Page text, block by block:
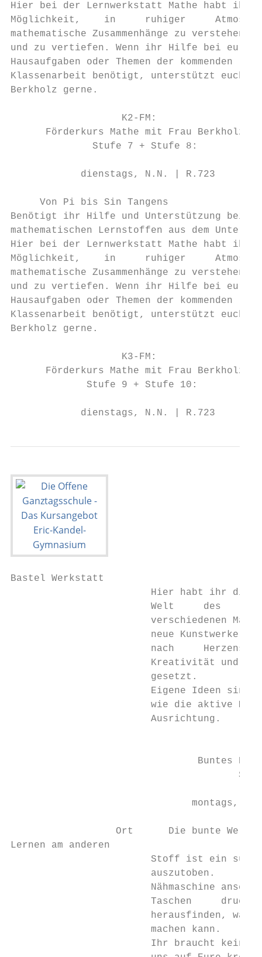
Hier bei der Lernwerkstatt Mathe habt ihr
Möglichkeit,    in     ruhiger
mathematische Zusammenhänge zu verstehen
und zu vertiefen. Wenn ihr Hilfe bei euren
Hausaufgaben oder Themen der kommenden
Klassenarbeit benötigt, unterstützt euch
Berkholz gerne.
                   K2-FM:
      Förderkurs Mathe mit Frau Berkholz
              Stufe 7 + Stufe 8:
            dienstags, N.N. | R.723
     Von Pi bis Sin Tangens
Benötigt ihr Hilfe und Unterstützung bei
mathematischen Lernstoffen aus dem
Hier bei der Lernwerkstatt Mathe habt ihr
Möglichkeit,    in     ruhiger
mathematische Zusammenhänge zu verstehen
und zu vertiefen. Wenn ihr Hilfe bei euren
Hausaufgaben oder Themen der kommenden
Klassenarbeit benötigt, unterstützt euch
Berkholz gerne.
                   K3-FM:
      Förderkurs Mathe mit Frau Berkholz
             Stufe 9 + Stufe 10:
            dienstags, N.N. | R.723
Bastel Werkstatt
Hier habt ihr die
Welt     des
verschiedenen
neue Kunstwerke
nach
Kreativität und
                        gesetzt.
Eigene Ideen sind
wie die aktive
                        Ausrichtung.
Buntes
montags,
Ort      Die bunte Welt
Lernen am anderen
Stoff ist ein
auszutoben.
Nähmaschine
Taschen
herausfinden, was
                        machen kann.
Ihr braucht keine